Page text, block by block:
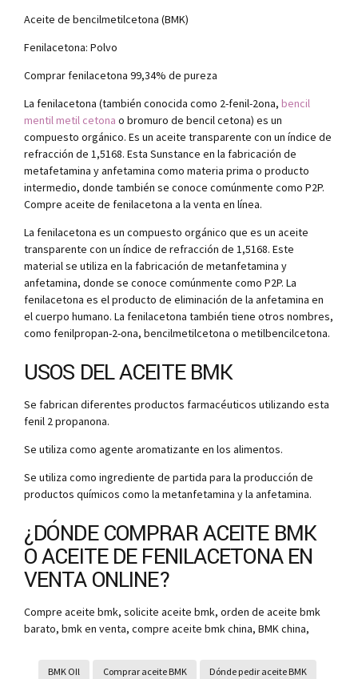
Aceite de bencilmetilcetona (BMK)
Fenilacetona: Polvo
Comprar fenilacetona 99,34% de pureza
La fenilacetona (también conocida como 2-fenil-2ona, bencil
mentil metil cetona o bromuro de bencil cetona) es un
compuesto orgánico. Es un aceite transparente con un índice de
refracción de 1,5168. Esta Sunstance en la fabricación de
metafetamina y anfetamina como materia prima o producto
intermedio, donde también se conoce comúnmente como P2P.
Compre aceite de fenilacetona a la venta en línea.
La fenilacetona es un compuesto orgánico que es un aceite
transparente con un índice de refracción de 1,5168. Este
material se utiliza en la fabricación de metanfetamina y
anfetamina, donde se conoce comúnmente como P2P. La
fenilacetona es el producto de eliminación de la anfetamina en
el cuerpo humano. La fenilacetona también tiene otros nombres,
como fenilpropan-2-ona, bencilmetilcetona o metilbencilcetona.
USOS DEL ACEITE BMK
Se fabrican diferentes productos farmacéuticos utilizando esta
fenil 2 propanona.
Se utiliza como agente aromatizante en los alimentos.
Se utiliza como ingrediente de partida para la producción de
productos químicos como la metanfetamina y la anfetamina.
¿DÓNDE COMPRAR ACEITE BMK
O ACEITE DE FENILACETONA EN
VENTA ONLINE?
Compre aceite bmk, solicite aceite bmk, orden de aceite bmk
barato, bmk en venta, compre aceite bmk china, BMK china,
BMK OIl Comprar aceite BMK Dónde pedir aceite BMK